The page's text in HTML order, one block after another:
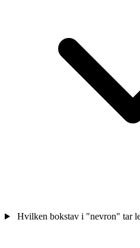
Hvilken bokstav i "nevron" tar